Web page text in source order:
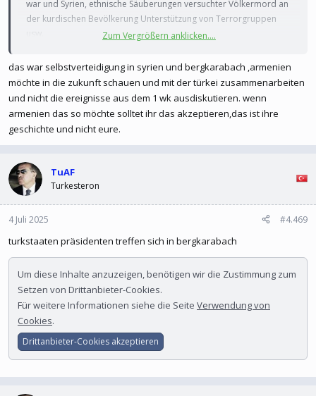
war und Syrien, ethnische Säuberungen versuchter Völkermord an
der kurdischen Bevölkerung Unterstützung von Terrorgruppen
Massenmörder Erdogan
Zum Vergrößern anklicken....
das war selbstverteidigung in syrien und bergkarabach ,armenien
möchte in die zukunft schauen und mit der türkei zusammenarbeiten
und nicht die ereignisse aus dem 1 wk ausdiskutieren. wenn
armenien das so möchte solltet ihr das akzeptieren,das ist ihre
geschichte und nicht eure.
TuAF
Turkesteron
4 Juli 2025 #4.469
turkstaaten präsidenten treffen sich in bergkarabach
Um diese Inhalte anzuzeigen, benötigen wir die Zustimmung zum
Setzen von Drittanbieter-Cookies.
Für weitere Informationen siehe die Seite Verwendung von
Cookies.
Drittanbieter-Cookies akzeptieren